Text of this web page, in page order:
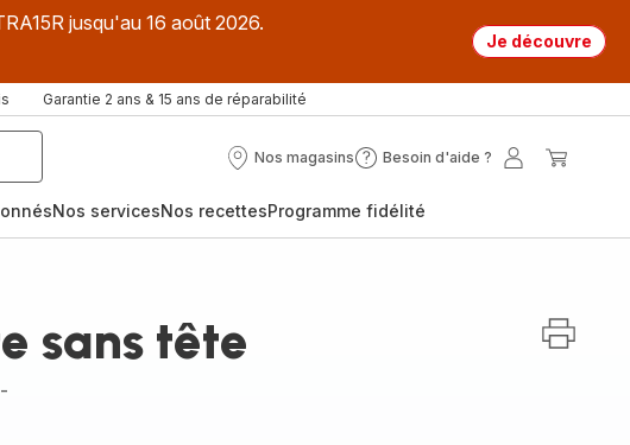
jusqu'au 16 août 2026.
Je découvre
Garantie 2 ans & 15 ans de réparabilité
Nos magasins
Nos
Besoin d'aide ?
Besoin
?
Mon
Nos servicesNos recettesProgramme fidélité
sans tête
-